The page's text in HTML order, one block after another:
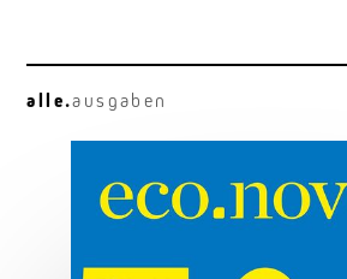
Die Macht der Marke
alle.ausgaben